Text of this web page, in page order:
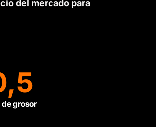
del mercado para
de grosor